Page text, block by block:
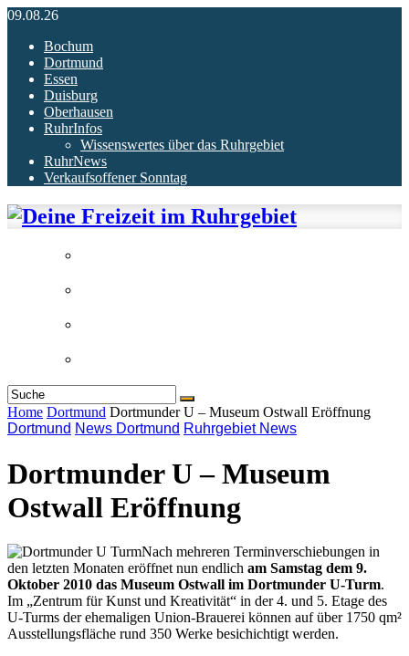
09.08.26
Bochum
Dortmund
Essen
Duisburg
Oberhausen
RuhrInfos
Wissenswertes über das Ruhrgebiet
RuhrNews
Verkaufsoffener Sonntag
Home Dortmund Dortmunder U – Museum Ostwall Eröffnung
Dortmund News Dortmund Ruhrgebiet News
Dortmunder U – Museum
Ostwall Eröffnung
Nach mehreren Terminverschiebungen in
den letzten Monaten eröffnet nun endlich am Samstag dem 9.
Oktober 2010 das Museum Ostwall im Dortmunder U-Turm.
Im „Zentrum für Kunst und Kreativität“ in der 4. und 5. Etage des
U-Turms der ehemaligen Union-Brauerei können auf über 1750 qm²
Ausstellungsfläche rund 350 Werke besichichtigt werden.